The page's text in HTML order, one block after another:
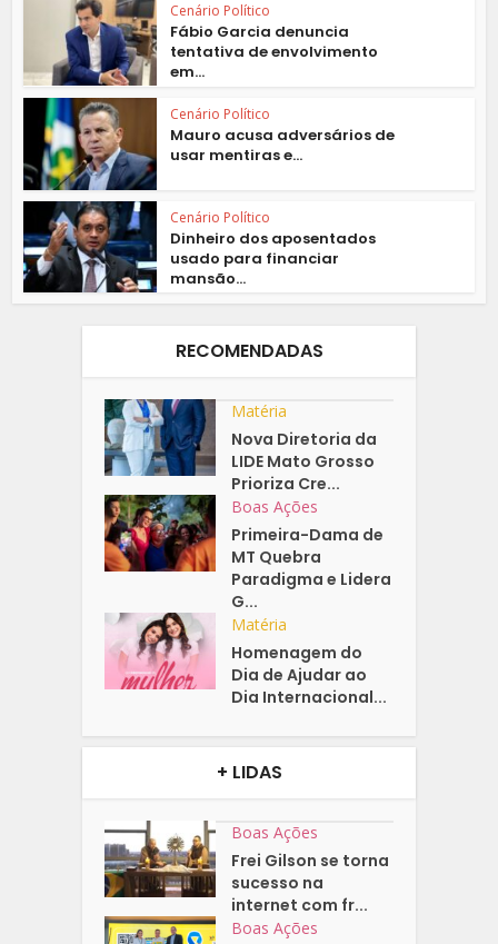
Cenário Político
Fábio Garcia denuncia
tentativa de envolvimento
em...
Cenário Político
Mauro acusa adversários de
usar mentiras e...
Cenário Político
Dinheiro dos aposentados
usado para financiar
mansão...
RECOMENDADAS
Matéria
Nova Diretoria da
LIDE Mato Grosso
Prioriza Cre...
Boas Ações
Primeira-Dama de
MT Quebra
Paradigma e Lidera
G...
Matéria
Homenagem do
Dia de Ajudar ao
Dia Internacional...
+ LIDAS
Boas Ações
Frei Gilson se torna
sucesso na
internet com fr...
Boas Ações